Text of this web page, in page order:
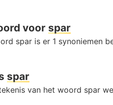
voor spar
spar is er 1 synoniemen
spar
van het woord spar